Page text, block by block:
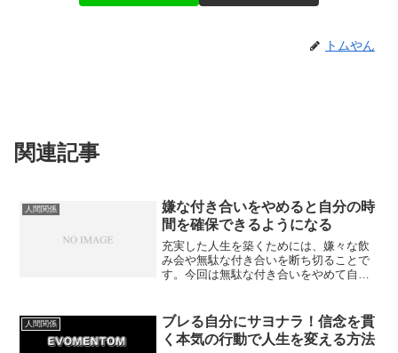
トムやん
関連記事
人間関係
嫌な付き合いをやめると自分の時
間を確保できるようになる
充実した人生を築くためには、嫌々な飲
み会や無駄な付き合いを断ち切ることで
す。今回は無駄な付き合いをやめて自分
人間関係
ブレる自分にサヨナラ！信念を貫
く本気の行動で人生を変える方法